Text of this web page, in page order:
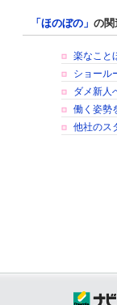
「ほのぼの」 の関
楽なこと
ショール
ダメ新人
働く姿勢
他社のス